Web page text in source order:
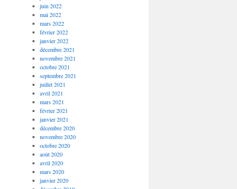
juin 2022
mai 2022
mars 2022
février 2022
janvier 2022
décembre 2021
novembre 2021
octobre 2021
septembre 2021
juillet 2021
avril 2021
mars 2021
février 2021
janvier 2021
décembre 2020
novembre 2020
octobre 2020
août 2020
avril 2020
mars 2020
janvier 2020